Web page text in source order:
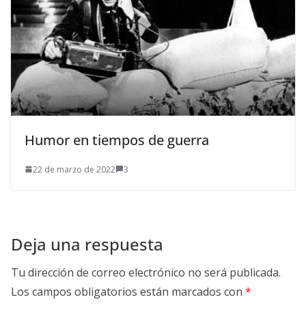
Humor en tiempos de guerra
22 de marzo de 2022 3
Deja una respuesta
Tu dirección de correo electrónico no será publicada.
Los campos obligatorios están marcados con *